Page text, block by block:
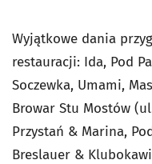
Wyjątkowe dania
restauracji: Ida, Pod
Soczewka, Umami,
Browar Stu Mostów
Przystań & Marina,
Breslauer &